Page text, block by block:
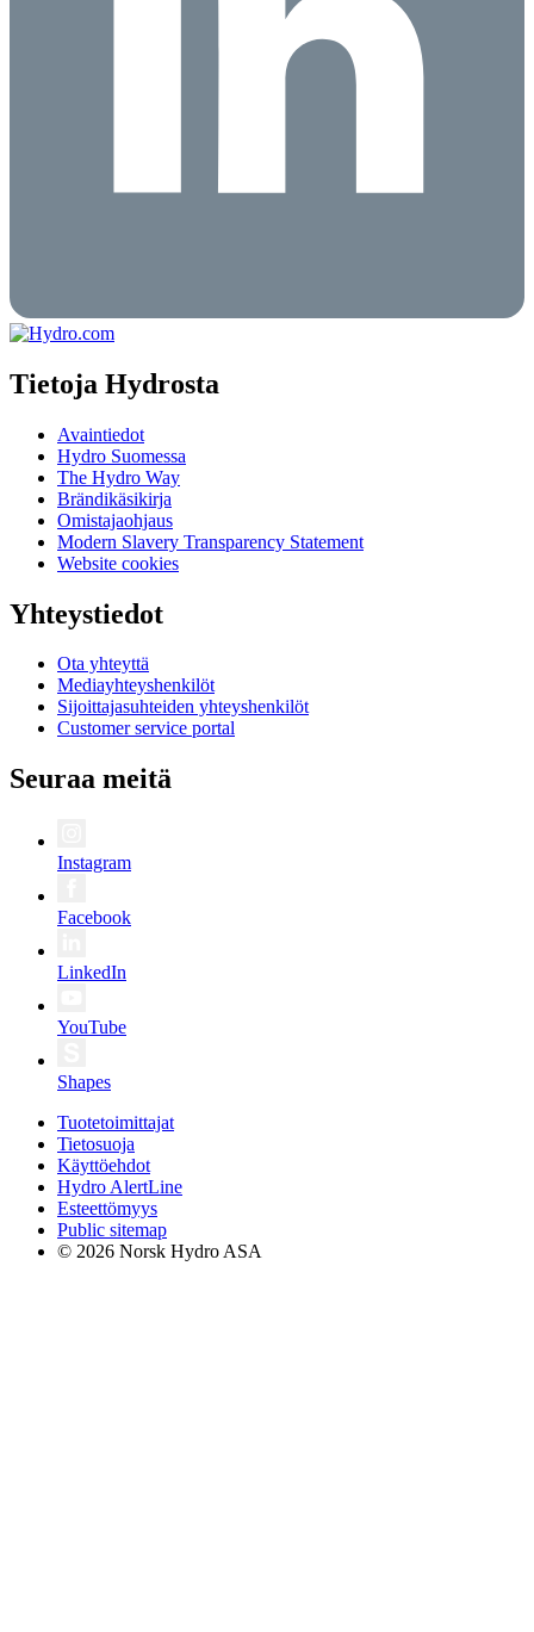
Tietoja Hydrosta
Avaintiedot
Hydro Suomessa
The Hydro Way
Brändikäsikirja
Omistajaohjaus
Modern Slavery Transparency Statement
Website cookies
Yhteystiedot
Ota yhteyttä
Mediayhteyshenkilöt
Sijoittajasuhteiden yhteyshenkilöt
Customer service portal
Seuraa meitä
Instagram
Facebook
LinkedIn
YouTube
Shapes
Tuotetoimittajat
Tietosuoja
Käyttöehdot
Hydro AlertLine
Esteettömyys
Public sitemap
© 2026 Norsk Hydro ASA